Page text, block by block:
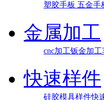
塑胶手板 五金手
金属加工
cnc加工钣金加工
快速样件
硅胶模具样件快